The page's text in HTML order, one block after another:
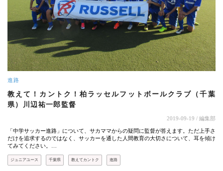
進路
教えて！カントク！柏ラッセルフットボールクラブ（千葉
県）川辺祐一郎監督
2019-09-19 / 編集部
「中学サッカー進路」について、サカママからの疑問に監督が答えます。ただ上手さ
だけを追求するのではなく、サッカーを通した人間教育の大切さについて、耳を傾け
てみてください。…
ジュニアユース 千葉県 教えてカントク 進路